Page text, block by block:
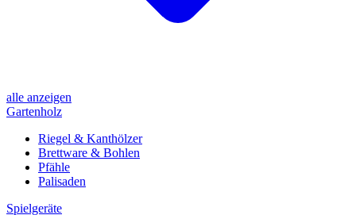
alle anzeigen
Gartenholz
Riegel & Kanthölzer
Brettware & Bohlen
Pfähle
Palisaden
Spielgeräte